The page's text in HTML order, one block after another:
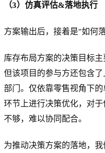
（3）仿真评估&落地执行
方案输出后，接着是"如何
库存布局方案的决策目标主
但该项目的参与方还包含
部门。仅依靠零售视角下
环节上进行决策优化，对
不够，难以协同配合。
为推动决策方案的落地，我